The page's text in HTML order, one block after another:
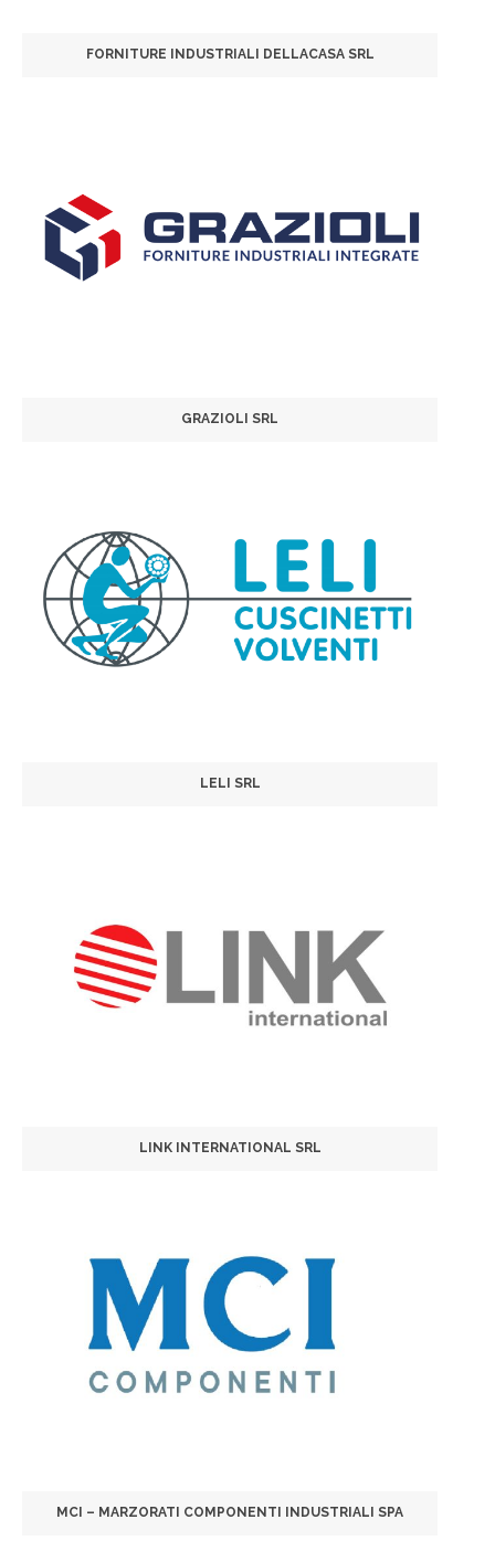
FORNITURE INDUSTRIALI DELLACASA SRL
GRAZIOLI SRL
LELI SRL
LINK INTERNATIONAL SRL
MCI – MARZORATI COMPONENTI INDUSTRIALI SPA